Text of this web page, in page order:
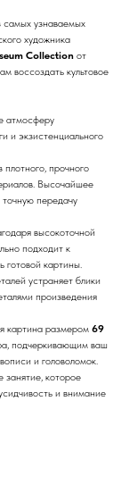
самых узнаваемых
художника
Collection от
воссоздать культовое
атмосферу
и экзистенциального
плотного, прочного
Высочайшее
точную передачу
высокоточной
подходит к
готовой картины.
устраняет блики
произведения
картина размером 69
подчеркивающим ваш
и головоломок.
занятие, которое
и внимание